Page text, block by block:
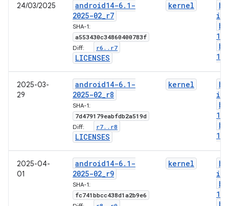
24/03/2025 android14-6. 1-
2025-02_r7
SHA-1:
a553430c34860400783f
Diff: r6 . . r7
LICENSES
kernel
img
1-
1-
2025-03-
29
android14-6. 1-
2025-02_r8
SHA-1:
7d479179eabfdb2a519d
Diff: r7. . r8
LICENSES
kernel
img
1-
1-
2025-04-
01
android14-6. 1-
2025-02_r9
SHA-1:
fc741bbcc438d1a2b9e6
kernel
img
1-